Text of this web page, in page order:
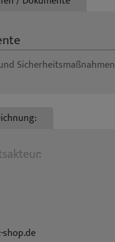
Sicherheitsmaßnahmen